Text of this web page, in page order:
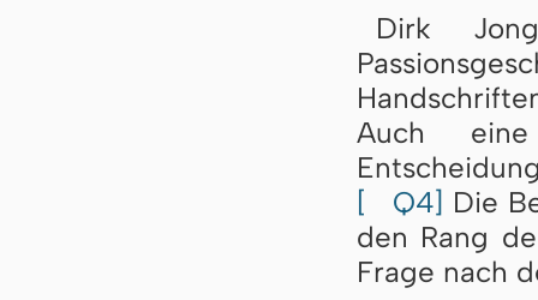
Dirk
Auch
[
Q4] Die
den Rang
Frage nach